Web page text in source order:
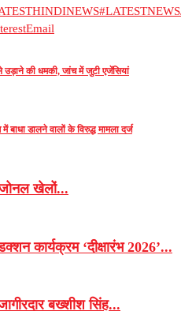
Email
की धमकी, जांच में जुटी एजेंसियां
डालने वालों के विरुद्ध मामला दर्ज
जोनल खेलों...
कार्यक्रम ‘दीक्षारंभ 2026’...
बख्शीश सिंह...